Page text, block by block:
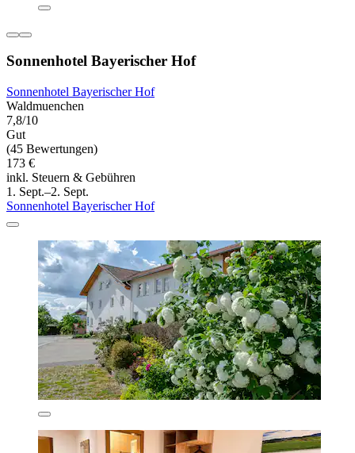
Sonnenhotel Bayerischer Hof
Sonnenhotel Bayerischer Hof
Waldmuenchen
7,8/10
Gut
(45 Bewertungen)
173 €
inkl. Steuern & Gebühren
1. Sept.–2. Sept.
Sonnenhotel Bayerischer Hof